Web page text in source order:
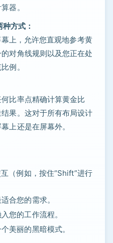
器。
方式：
上，允许您直观地参考黄
对角线规则以及您正在处
例。
比率点精确计算黄金比
果。这对于所有布局设计
上还是在屏幕外。
（例如，按住“Shift”进行
合您的需求。
您的工作流程。
美丽的黑暗模式。